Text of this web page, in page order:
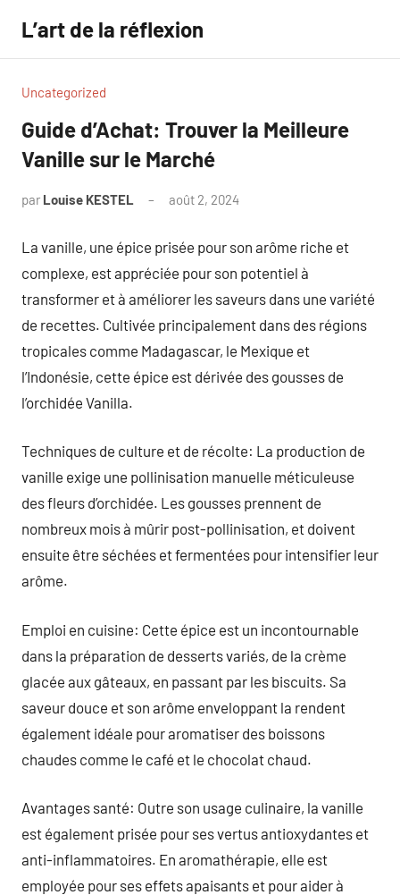
contenu
L’art de la réflexion
Uncategorized
Guide d’Achat: Trouver la Meilleure
Vanille sur le Marché
par Louise KESTEL août 2, 2024
La vanille, une épice prisée pour son arôme riche et
complexe, est appréciée pour son potentiel à
transformer et à améliorer les saveurs dans une variété
de recettes. Cultivée principalement dans des régions
tropicales comme Madagascar, le Mexique et
l’Indonésie, cette épice est dérivée des gousses de
l’orchidée Vanilla.
Techniques de culture et de récolte: La production de
vanille exige une pollinisation manuelle méticuleuse
des fleurs d’orchidée. Les gousses prennent de
nombreux mois à mûrir post-pollinisation, et doivent
ensuite être séchées et fermentées pour intensifier leur
arôme.
Emploi en cuisine: Cette épice est un incontournable
dans la préparation de desserts variés, de la crème
glacée aux gâteaux, en passant par les biscuits. Sa
saveur douce et son arôme enveloppant la rendent
également idéale pour aromatiser des boissons
chaudes comme le café et le chocolat chaud.
Avantages santé: Outre son usage culinaire, la vanille
est également prisée pour ses vertus antioxydantes et
anti-inflammatoires. En aromathérapie, elle est
employée pour ses effets apaisants et pour aider à